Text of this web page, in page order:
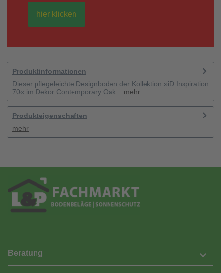
hier klicken
Produktinformationen
Dieser pflegeleichte Designboden der Kollektion »iD Inspiration
70« im Dekor Contemporary Oak...
mehr
Produkteigenschaften
mehr
Beratung